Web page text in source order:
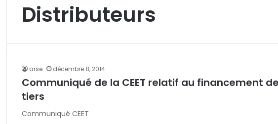
Distributeurs
arse décembre 8, 2014
Communiqué de la CEET relatif au financement
tiers
Communiqué CEET